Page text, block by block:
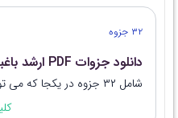
۳۲ جزوه
دانلود جزوات PDF ارشد باغبانی
شامل ۳۲ جزوه در یکجا که می توانید کامل یا تکدرس انتخاب کنید